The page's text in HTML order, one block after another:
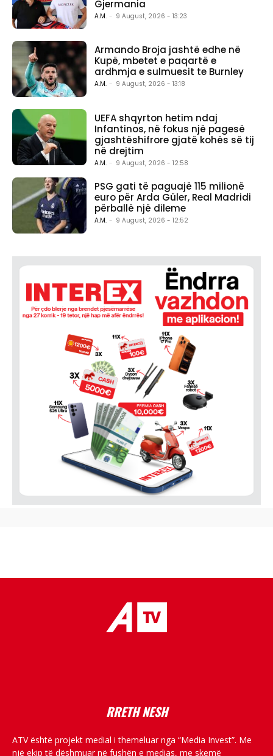
Gjermania
A.M. - 9 August, 2026 - 13:23
Armando Broja jashtë edhe në
Kupë, mbetet e paqartë e
ardhmja e sulmuesit te Burnley
A.M. - 9 August, 2026 - 13:18
UEFA shqyrton hetim ndaj
Infantinos, në fokus një pagesë
gjashtëshifrore gjatë kohës së tij
në drejtim
A.M. - 9 August, 2026 - 12:58
PSG gati të paguajë 115 milionë
euro për Arda Güler, Real Madridi
përballë një dileme
A.M. - 9 August, 2026 - 12:52
RRETH NESH
ATV është projekt medial i themeluar nga “Media Invest”. Me
një ekip të dëshmuar në fushën e medias, me skemë